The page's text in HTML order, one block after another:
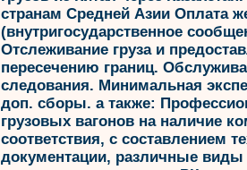
странам Средней Азии Оплата
(внутригосударственное
Отслеживание груза и
пересечению границ.
следования. Минимальная
доп. сборы. а также:
грузовых вагонов на наличие
соответствия, с составлением
документации, различные виды